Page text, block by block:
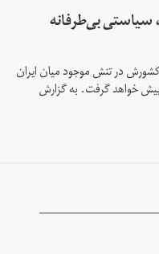
سیاستی بی‌طرفانه
در تنش موجود میان ایران
پیش خواهد گرفت. به گزارش